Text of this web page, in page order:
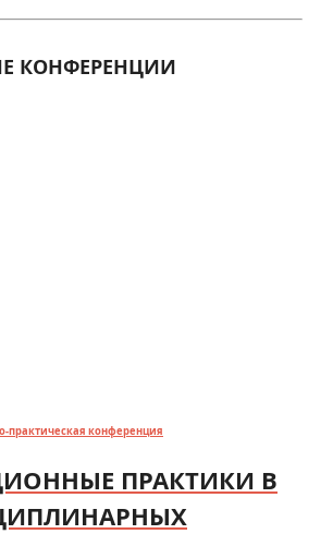
КОНФЕРЕНЦИИ
практическая конференция
ПРАКТИКИ В